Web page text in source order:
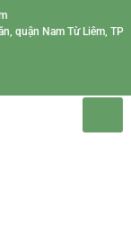
quận Nam Từ Liêm, TP